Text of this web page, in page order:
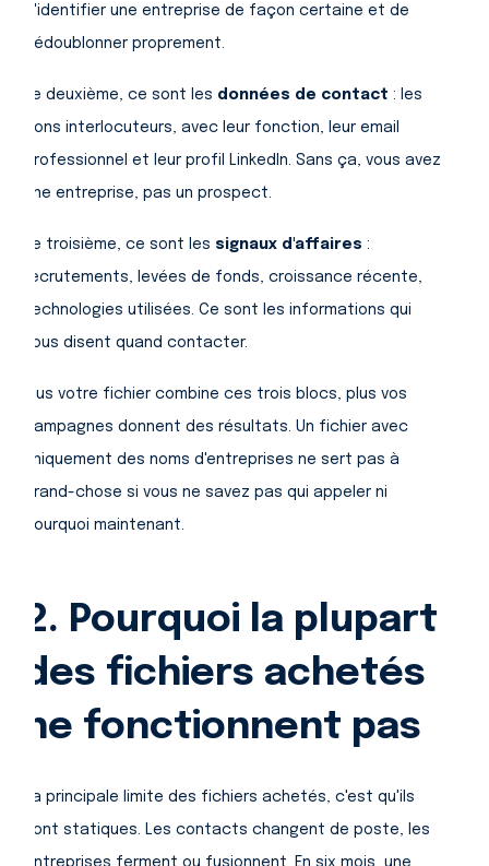
d'identifier une entreprise de façon certaine et de
dédoublonner proprement.
Le deuxième, ce sont les données de contact : les
bons interlocuteurs, avec leur fonction, leur email
professionnel et leur profil LinkedIn. Sans ça, vous avez
une entreprise, pas un prospect.
Le troisième, ce sont les signaux d'affaires :
recrutements, levées de fonds, croissance récente,
technologies utilisées. Ce sont les informations qui
vous disent quand contacter.
Plus votre fichier combine ces trois blocs, plus vos
campagnes donnent des résultats. Un fichier avec
uniquement des noms d'entreprises ne sert pas à
grand-chose si vous ne savez pas qui appeler ni
pourquoi maintenant.
2. Pourquoi la plupart
des fichiers achetés
ne fonctionnent pas
La principale limite des fichiers achetés, c'est qu'ils
sont statiques. Les contacts changent de poste, les
entreprises ferment ou fusionnent. En six mois, une